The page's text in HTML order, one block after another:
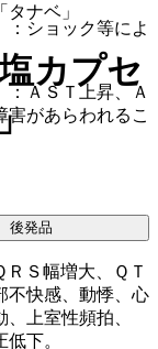
ショック等によ
ＡＳＴ上昇、Ａ
害があらわれるこ
Ｓ幅増大、ＱＴ
不快感、動悸、心
上室性頻拍、
下。
ナベ」
カプセ
後発品